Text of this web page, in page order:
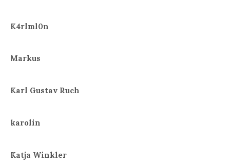
K4rlml0n
Markus
Karl Gustav Ruch
karolin
Katja Winkler